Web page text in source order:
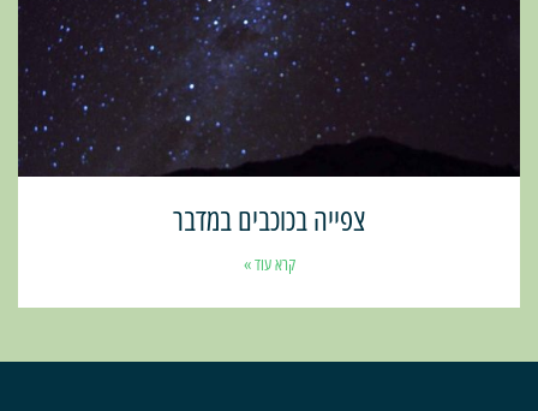
צפייה בכוכבים במדבר
קרא עוד »